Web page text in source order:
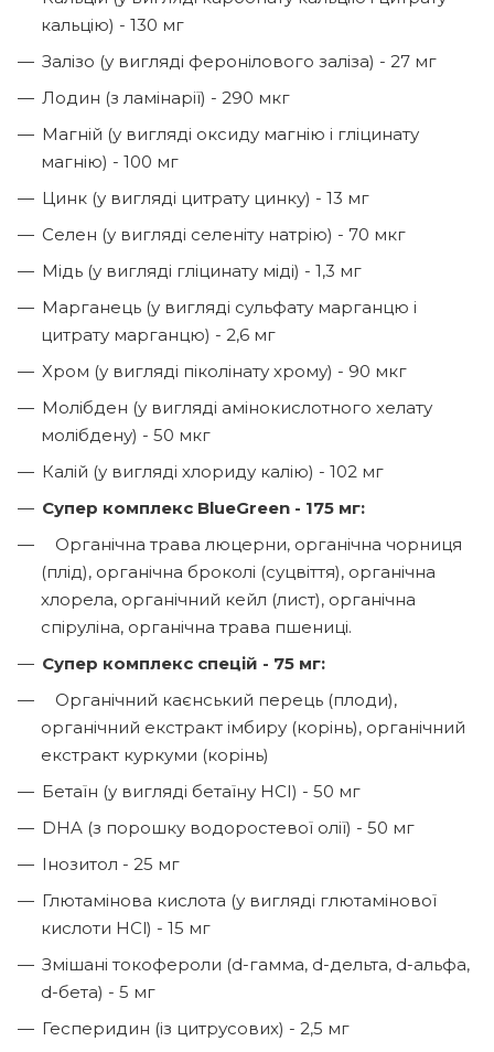
кальцію) - 130 мг
Залізо (у вигляді феронілового заліза) - 27 мг
Лодин (з ламінарії) - 290 мкг
Магній (у вигляді оксиду магнію і гліцинату
магнію) - 100 мг
Цинк (у вигляді цитрату цинку) - 13 мг
Селен (у вигляді селеніту натрію) - 70 мкг
Мідь (у вигляді гліцинату міді) - 1,3 мг
Марганець (у вигляді сульфату марганцю і
цитрату марганцю) - 2,6 мг
Хром (у вигляді піколінату хрому) - 90 мкг
Молібден (у вигляді амінокислотного хелату
молібдену) - 50 мкг
Калій (у вигляді хлориду калію) - 102 мг
Супер комплекс BlueGreen - 175 мг:
Органічна трава люцерни, органічна чорниця
(плід), органічна броколі (суцвіття), органічна
хлорела, органічний кейл (лист), органічна
спіруліна, органічна трава пшениці.
Супер комплекс спецій - 75 мг:
Органічний каєнський перець (плоди),
органічний екстракт імбиру (корінь), органічний
екстракт куркуми (корінь)
Бетаїн (у вигляді бетаїну HCI) - 50 мг
DHA (з порошку водоростевої олії) - 50 мг
Інозитол - 25 мг
Глютамінова кислота (у вигляді глютамінової
кислоти HCl) - 15 мг
Змішані токофероли (d-гамма, d-дельта, d-альфа,
d-бета) - 5 мг
Гесперидин (із цитрусових) - 2,5 мг